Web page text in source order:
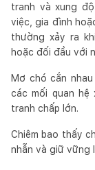
tranh và xung
việc, gia đình
thường xảy ra
hoặc đối đầu với
Mơ chó cắn
các mối quan hệ
tranh chấp lớn.
Chiêm bao thấy
nhẫn và giữ vững